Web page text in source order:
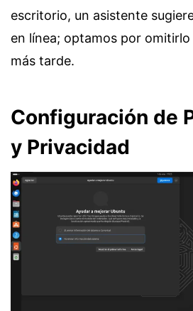
escritorio, un asistente
en línea; optamos por
más tarde.
Configuración de
y Privacidad